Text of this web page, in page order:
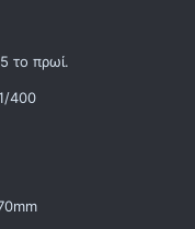
το πρωί.
400